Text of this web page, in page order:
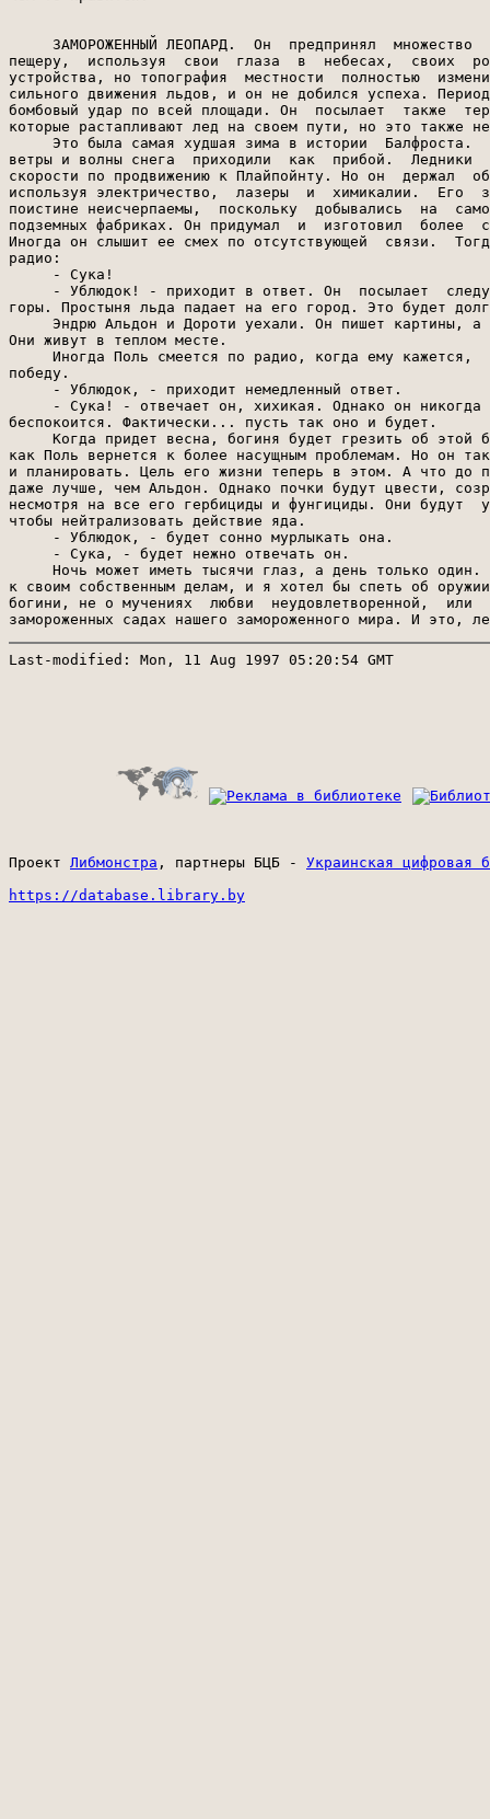
Last-modified: Mon, 11 Aug 1997 05:20:54 GMT
Проект Либмонстра , партнеры БЦБ - Украинская цифровая
https://database.library.by